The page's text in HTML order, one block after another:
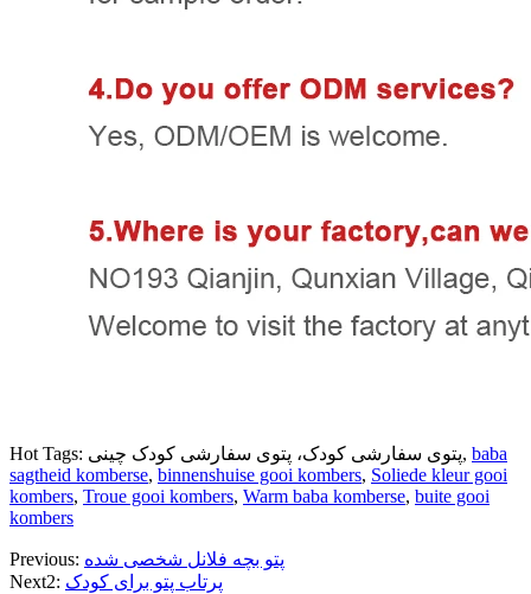
Hot Tags: پتوی سفارشی کودک، پتوی سفارشی کودک چینی, baba
sagtheid komberse, binnenshuise gooi kombers, Soliede kleur gooi
kombers, Troue gooi kombers, Warm baba komberse, buite gooi
kombers
Previous: پتو بچه فلانل شخصی شده
Next2: پرتاب پتو برای کودک